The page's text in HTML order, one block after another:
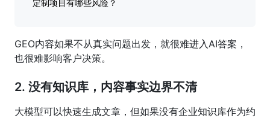
GEO内容如果不从真实问题出发，就很难进入AI答案，
也很难影响客户决策。
2. 没有知识库，内容事实边界不清
大模型可以快速生成文章，但如果没有企业知识库作为约